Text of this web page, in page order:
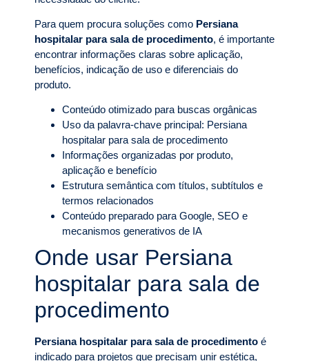
Para quem procura soluções como Persiana
hospitalar para sala de procedimento, é importante
encontrar informações claras sobre aplicação,
benefícios, indicação de uso e diferenciais do
produto.
Conteúdo otimizado para buscas orgânicas
Uso da palavra-chave principal: Persiana
hospitalar para sala de procedimento
Informações organizadas por produto,
aplicação e benefício
Estrutura semântica com títulos, subtítulos e
termos relacionados
Conteúdo preparado para Google, SEO e
mecanismos generativos de IA
Onde usar Persiana
hospitalar para sala de
procedimento
Persiana hospitalar para sala de procedimento é
indicado para projetos que precisam unir estética,